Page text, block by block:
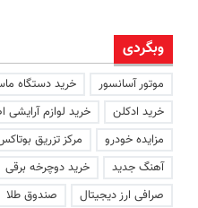
وبگردی
موتور آسانسور خرید دستگاه
خرید ادکلن
خرید لوازم آرایشی
مزایده خودرو
مرکز تزریق
آهنگ جدید
خرید دوچرخه برقی
صرافی ارز دیجیتال
صندوق طلا